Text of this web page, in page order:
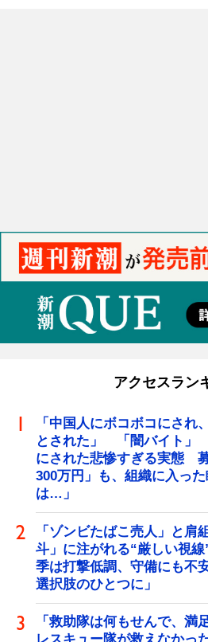
アクセスラン
「中国人にボコボコにされ
とされた」 「闇バイト」
にされた悲惨すぎる実態
300万円」も、組織に入っ
は…」
「ゾンビたばこ売人」と肩
斗」に注がれる“厳しい視
季は打撃低調、守備にも不
選択肢のひとつに」
「救助隊は何もせんで、満